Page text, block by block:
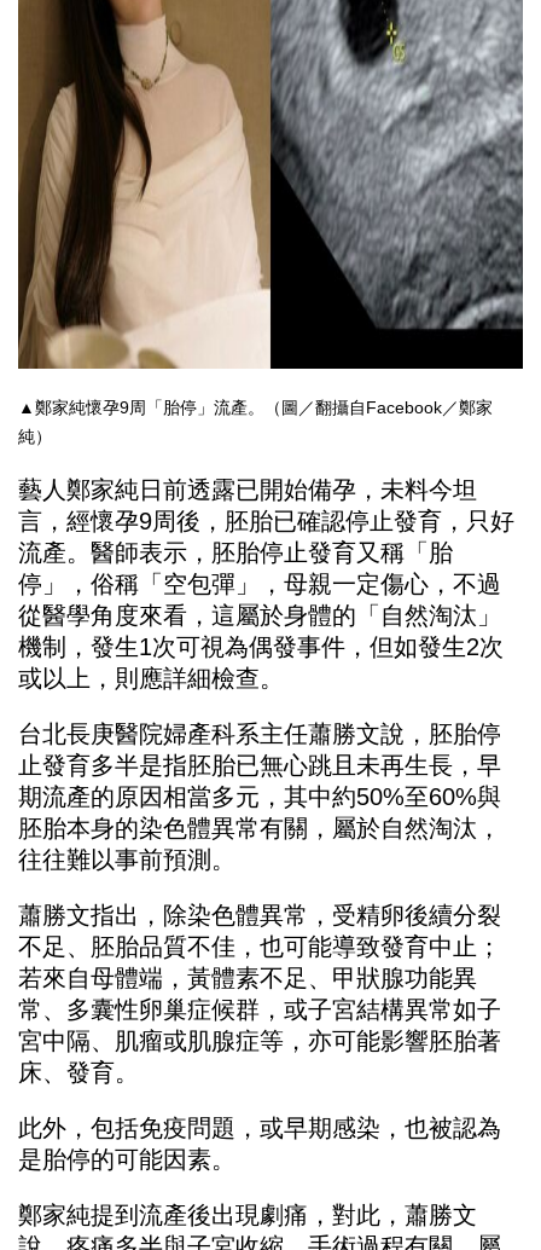
▲鄭家純懷孕9周「胎停」流產。（圖／翻攝自Facebook／鄭家
純）
藝人鄭家純日前透露已開始備孕，未料今坦
言，經懷孕9周後，胚胎已確認停止發育，只好
流產。醫師表示，胚胎停止發育又稱「胎
停」，俗稱「空包彈」，母親一定傷心，不過
從醫學角度來看，這屬於身體的「自然淘汰」
機制，發生1次可視為偶發事件，但如發生2次
或以上，則應詳細檢查。
台北長庚醫院婦產科系主任蕭勝文說，胚胎停
止發育多半是指胚胎已無心跳且未再生長，早
期流產的原因相當多元，其中約50%至60%與
胚胎本身的染色體異常有關，屬於自然淘汰，
往往難以事前預測。
蕭勝文指出，除染色體異常，受精卵後續分裂
不足、胚胎品質不佳，也可能導致發育中止；
若來自母體端，黃體素不足、甲狀腺功能異
常、多囊性卵巢症候群，或子宮結構異常如子
宮中隔、肌瘤或肌腺症等，亦可能影響胚胎著
床、發育。
此外，包括免疫問題，或早期感染，也被認為
是胎停的可能因素。
鄭家純提到流產後出現劇痛，對此，蕭勝文